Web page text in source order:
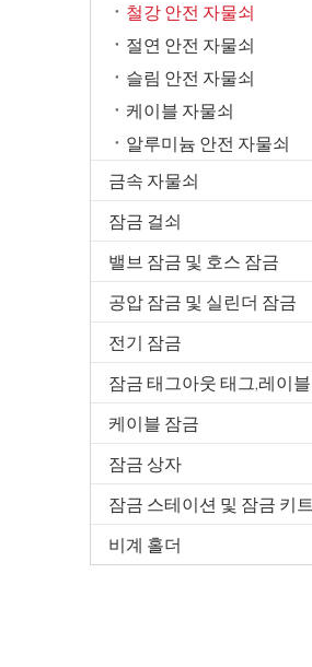
철강 안전 자물쇠
절연 안전 자물쇠
슬림 안전 자물쇠
케이블 자물쇠
알루미늄 안전 자물쇠
금속 자물쇠
잠금 걸쇠
밸브 잠금 및 호스 잠금
공압 잠금 및 실린더 잠금
전기 잠금
케이블 잠금
잠금 상자
잠금 스테이션 및 잠금 키트
비계 홀더